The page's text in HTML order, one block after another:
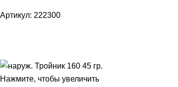
Артикул: 222300
Нажмите, чтобы увеличить